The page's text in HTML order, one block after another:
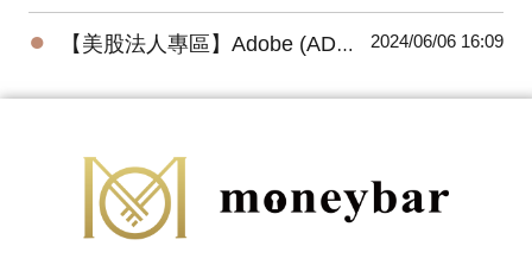
● 【美股法人專區】Adobe (ADBE) 2024最新法說會重點摘要(3/14發布) 2024/06/06 16:09